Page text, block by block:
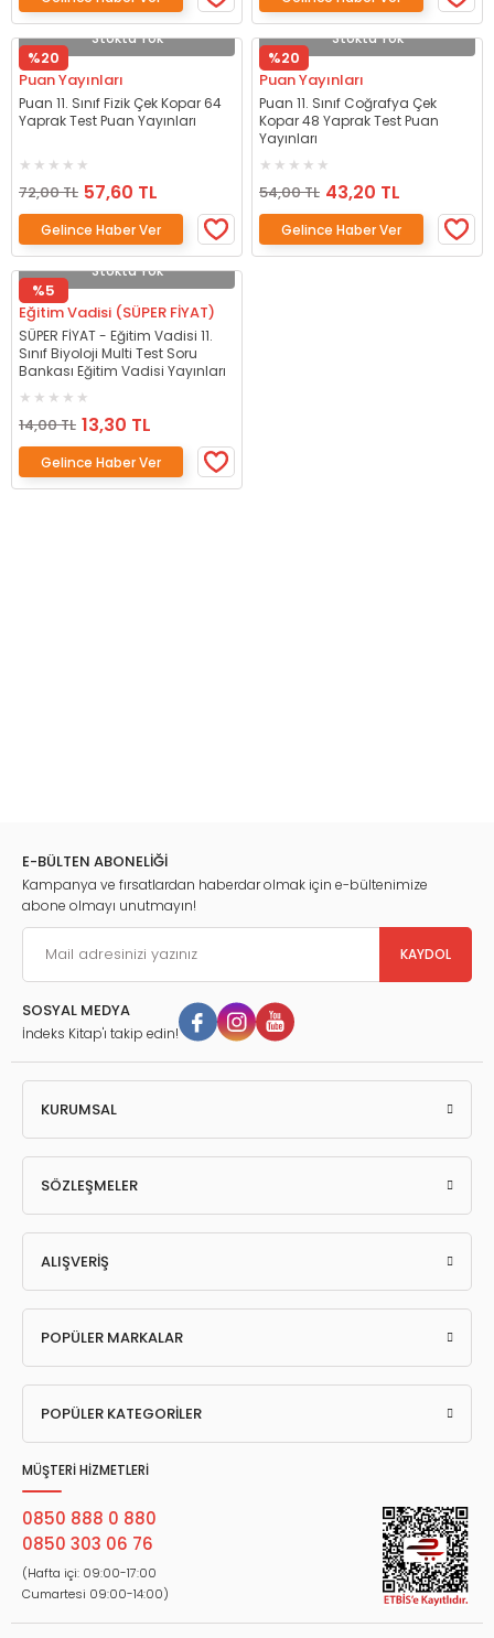
Stokta Yok
%20
Puan Yayınları
Puan 11. Sınıf Fizik Çek Kopar 64
Yaprak Test Puan Yayınları
72,00 TL 57,60 TL
Gelince Haber Ver
Stokta Yok
%20
Puan Yayınları
Puan 11. Sınıf Coğrafya Çek
Kopar 48 Yaprak Test Puan
Yayınları
54,00 TL 43,20 TL
Gelince Haber Ver
Stokta Yok
%5
Eğitim Vadisi (SÜPER FİYAT)
SÜPER FİYAT - Eğitim Vadisi 11.
Sınıf Biyoloji Multi Test Soru
Bankası Eğitim Vadisi Yayınları
14,00 TL 13,30 TL
Gelince Haber Ver
E-BÜLTEN ABONELİĞİ
Kampanya ve fırsatlardan haberdar olmak için e-bültenimize
abone olmayı unutmayın!
KAYDOL
SOSYAL MEDYA
İndeks Kitap'ı takip edin!
KURUMSAL
SÖZLEŞMELER
ALIŞVERİŞ
POPÜLER MARKALAR
POPÜLER KATEGORİLER
MÜŞTERİ HİZMETLERİ
0850 888 0 880
0850 303 06 76
(Hafta içi: 09:00-17:00
Cumartesi 09:00-14:00)